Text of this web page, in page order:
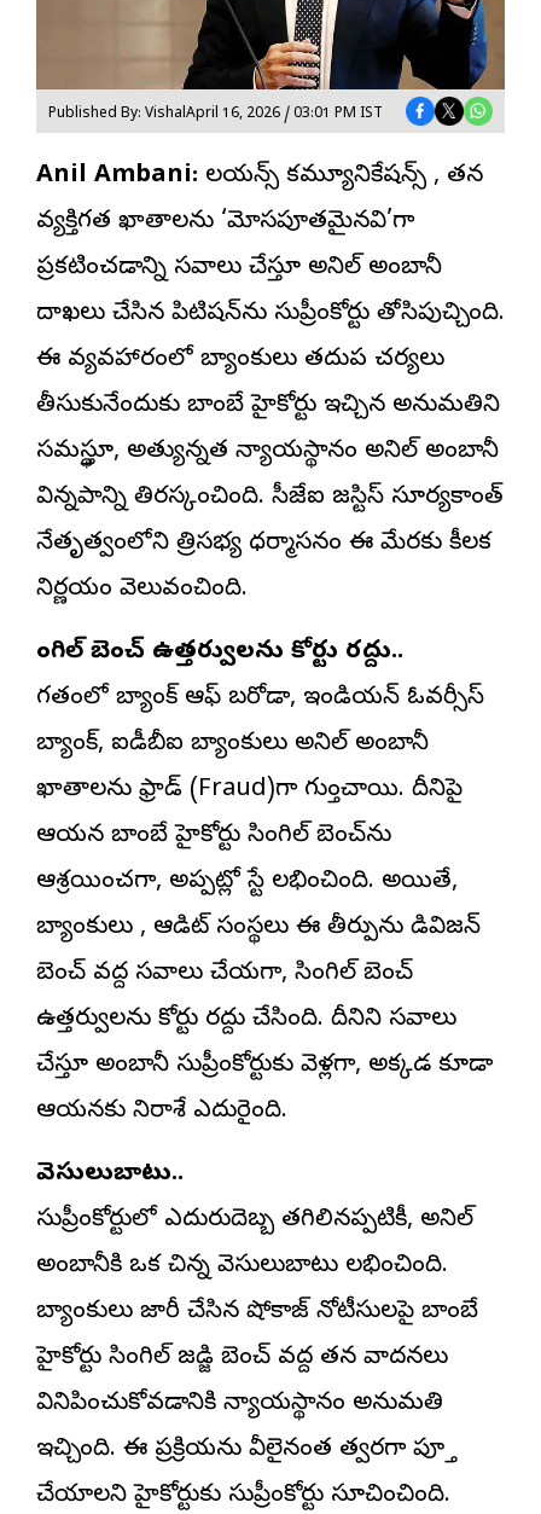
Published By: VishalApril 16, 2026 / 03:01 PM IST
Anil Ambani: రిలయన్స్ కమ్యూనికేషన్స్ , తన
వ్యక్తిగత ఖాతాలను ‘మోసపూరితమైనవి’గా
ప్రకటించడాన్ని సవాలు చేస్తూ అనిల్ అంబానీ
దాఖలు చేసిన పిటిషన్‌ను సుప్రీంకోర్టు తోసిపుచ్చింది.
ఈ వ్యవహారంలో బ్యాంకులు తదుపరి చర్యలు
తీసుకునేందుకు బాంబే హైకోర్టు ఇచ్చిన అనుమతిని
సమర్థిస్తూ, అత్యున్నత న్యాయస్థానం అనిల్ అంబానీ
విన్నపాన్ని తిరస్కరించింది. సీజేఐ జస్టిస్ సూర్యకాంత్
నేతృత్వంలోని త్రిసభ్య ధర్మాసనం ఈ మేరకు కీలక
నిర్ణయం వెలువరించింది.
సింగిల్ బెంచ్ ఉత్తర్వులను కోర్టు రద్దు..
గతంలో బ్యాంక్ ఆఫ్ బరోడా, ఇండియన్ ఓవర్సీస్
బ్యాంక్, ఐడీబీఐ బ్యాంకులు అనిల్ అంబానీ
ఖాతాలను ఫ్రాడ్ (Fraud)గా గుర్తించాయి. దీనిపై
ఆయన బాంబే హైకోర్టు సింగిల్ బెంచ్‌ను
ఆశ్రయించగా, అప్పట్లో స్టే లభించింది. అయితే,
బ్యాంకులు , ఆడిట్ సంస్థలు ఈ తీర్పును డివిజన్
బెంచ్ వద్ద సవాలు చేయగా, సింగిల్ బెంచ్
ఉత్తర్వులను కోర్టు రద్దు చేసింది. దీనిని సవాలు
చేస్తూ అంబానీ సుప్రీంకోర్టుకు వెళ్లగా, అక్కడ కూడా
ఆయనకు నిరాశే ఎదురైంది.
వెసులుబాటు..
సుప్రీంకోర్టులో ఎదురుదెబ్బ తగిలినప్పటికీ, అనిల్
అంబానీకి ఒక చిన్న వెసులుబాటు లభించింది.
బ్యాంకులు జారీ చేసిన షోకాజ్ నోటీసులపై బాంబే
హైకోర్టు సింగిల్ జడ్జి బెంచ్ వద్ద తన వాదనలు
వినిపించుకోవడానికి న్యాయస్థానం అనుమతి
ఇచ్చింది. ఈ ప్రక్రియను వీలైనంత త్వరగా పూర్తి
చేయాలని హైకోర్టుకు సుప్రీంకోర్టు సూచించింది.